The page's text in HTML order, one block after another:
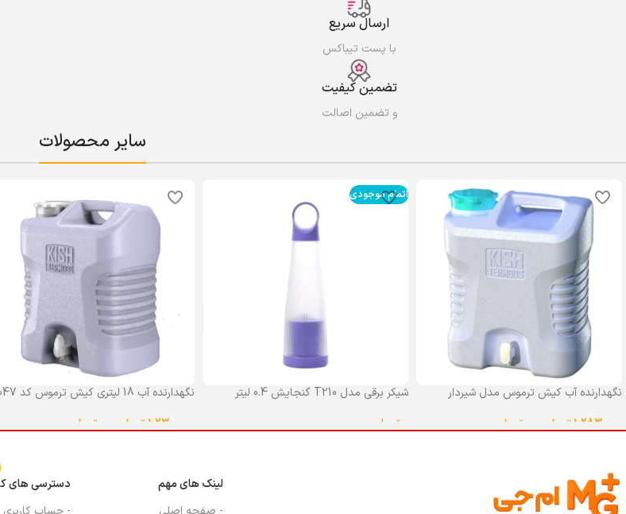
ارسال سریع
با پست تیباکس
تضمین کیفیت
و تضمین اصالت
سایر محصولات
نگهدارنده آب کیش ترموس مدل شیردار
1,283,000تومان تومان
اتمام موجودی
شیکر برقی مدل T210 گنجایش 0.4 لیتر
تومان
نگهدارنده آب 18 لیتری کیش ترموس کد 047
1,230,000تومان تومان
لینک های مهم
دسترسی های